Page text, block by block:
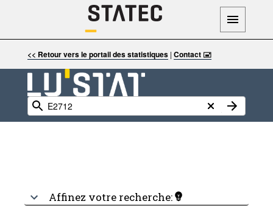
<< Retour vers le portail des statistiques| Contact 🖃
Affinez votre recherche: